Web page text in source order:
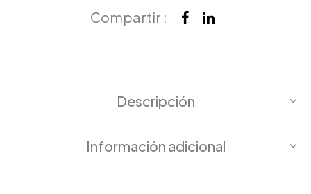
Compartir :
Descripción
Información adicional